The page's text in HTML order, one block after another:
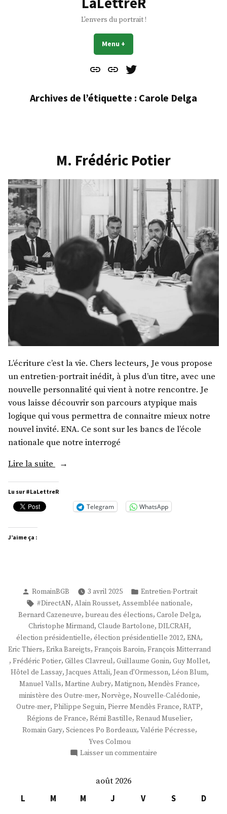
L'envers du portrait !
Menu +
Contact
À
Mes
Archives de l’étiquette : Carole Delga
M. Frédéric Potier
L’écriture c’est la vie. Chers lecteurs, Je vous propose
un entretien-portrait inédit, à plus d’un titre, avec une
nouvelle personnalité qui vient à notre rencontre. Je
vous laisse découvrir son parcours atypique mais
logique qui vous permettra de connaitre mieux notre
nouvel invité. ENA. Ce sont sur les bancs de l’école
nationale que notre interrogé
Lire la suite
« M.
Potier »
Lu sur #LaLettreR
Telegram WhatsApp
J’aime ça :
Publié
par
RomainBGB 3 avril 2025
Publié
dans
Entretien-Portrait
Étiquettes :
#DirectAN, Alain Rousset, Assemblée nationale,
Bernard Cazeneuve, bureau des élections, Carole Delga,
Christophe Mirmand, Claude Bartolone, DILCRAH,
élection présidentielle, élection présidentielle 2012, ENA,
Eric Thiers, Erika Bareigts, François Baroin, François Mitterrand
, Frédéric Potier, Gilles Clavreul, Guillaume Gonin, Guy Mollet,
Hôtel de Lassay, Jacques Attali, Jean d'Ormesson, Léon Blum,
Manuel Valls, Martine Aubry, Matignon, Mendès France,
ministère des Outre-mer, Norvège, Nouvelle-Calédonie,
Outre-mer, Philippe Seguin, Pierre Mendès France, RATP,
Régions de France, Rémi Bastille, Renaud Muselier,
Romain Gary, Sciences Po Bordeaux, Valérie Pécresse,
Yves Colmou
Laisser un commentaire
août 2026
L
M M J V S
D